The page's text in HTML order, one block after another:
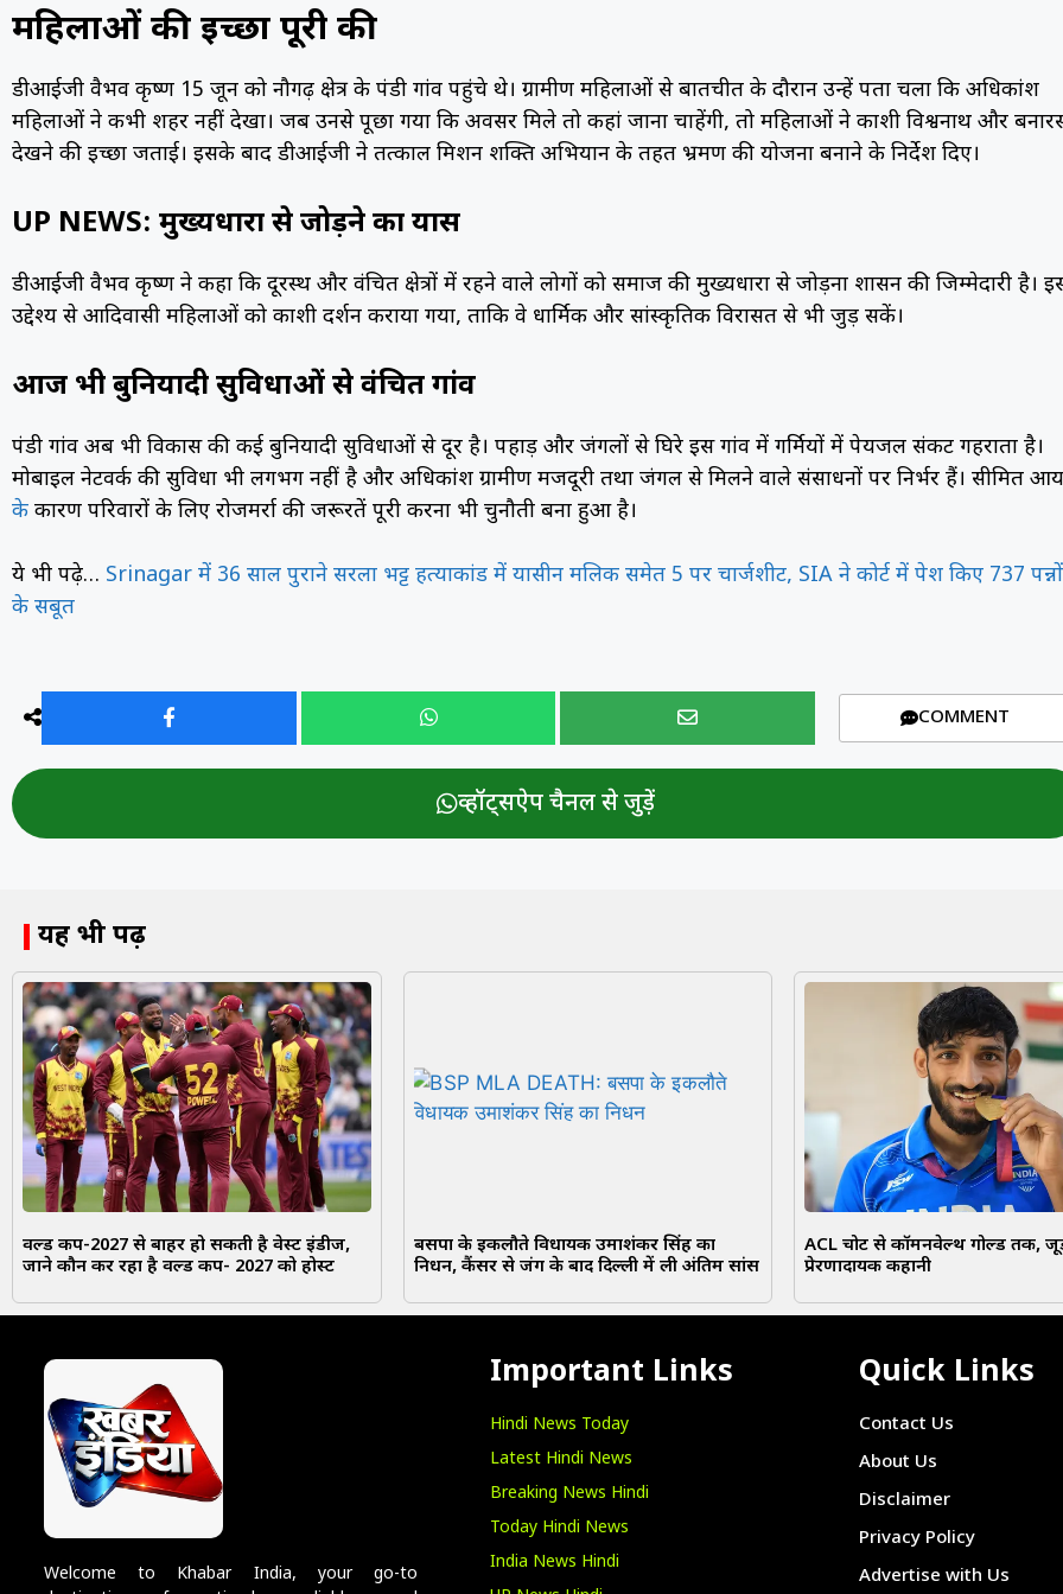
महिलाओं की इच्छा पूरी की
डीआईजी वैभव कृष्ण 15 जून को नौगढ़ क्षेत्र के पंडी गांव पहुंचे थे। ग्रामीण महिलाओं से बातचीत के दौरान उन्हें पता चला कि अधिकांश
महिलाओं ने कभी शहर नहीं देखा। जब उनसे पूछा गया कि अवसर मिले तो कहां जाना चाहेंगी, तो महिलाओं ने काशी विश्वनाथ और
देखने की इच्छा जताई। इसके बाद डीआईजी ने तत्काल मिशन शक्ति अभियान के तहत भ्रमण की योजना बनाने के निर्देश दिए।
UP NEWS: मुख्यधारा से जोड़ने का प्रयास
डीआईजी वैभव कृष्ण ने कहा कि दूरस्थ और वंचित क्षेत्रों में रहने वाले लोगों को समाज की मुख्यधारा से जोड़ना प्रशासन की जिम्मेदारी है।
उद्देश्य से आदिवासी महिलाओं को काशी दर्शन कराया गया, ताकि वे धार्मिक और सांस्कृतिक विरासत से भी जुड़ सकें।
आज भी बुनियादी सुविधाओं से वंचित गांव
पंडी गांव अब भी विकास की कई बुनियादी सुविधाओं से दूर है। पहाड़ और जंगलों से घिरे इस गांव में गर्मियों में पेयजल संकट गहराता है।
मोबाइल नेटवर्क की सुविधा भी लगभग नहीं है और अधिकांश ग्रामीण मजदूरी तथा जंगल से मिलने वाले संसाधनों पर निर्भर हैं। सीमित आय
के कारण परिवारों के लिए रोजमर्रा की जरूरतें पूरी करना भी चुनौती बना हुआ है।
ये भी पढ़े… Srinagar में 36 साल पुराने सरला भट्ट हत्याकांड में यासीन मलिक समेत 5 पर चार्जशीट, SIA ने कोर्ट में पेश किए 737 पन्नों
के सबूत
COMMENT
व्हॉट्सऐप चैनल से जुड़ें
यह भी पढ़ें
वर्ल्ड कप-2027 से बाहर हो सकती है वेस्ट इंडीज,
जाने कौन कर रहा है वर्ल्ड कप- 2027 को होस्ट
बसपा के इकलौते विधायक उमाशंकर सिंह का
निधन, कैंसर से जंग के बाद दिल्ली में ली अंतिम सांस
ACL चोट से कॉमनवेल्थ गोल्ड तक,
प्रेरणादायक कहानी
Welcome to Khabar India, your go-to
Important Links
Hindi News Today
Latest Hindi News
Breaking News Hindi
Today Hindi News
India News Hindi
Quick Links
Contact Us
About Us
Disclaimer
Privacy Policy
Advertise with Us